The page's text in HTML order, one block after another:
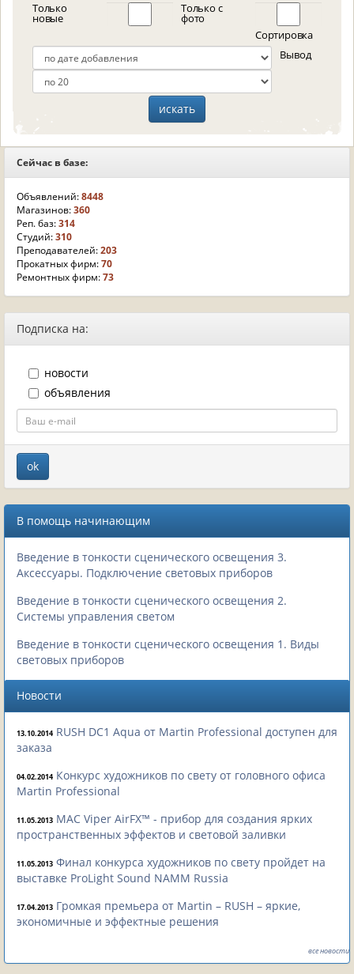
Только
новые
Только с
фото
Сортировка
Вывод
Сейчас в базе:
Объявлений:8448
Магазинов:360
Реп. баз:314
Студий:310
Преподавателей:203
Прокатных фирм:70
Ремонтных фирм:73
Подписка на:
новости
объявления
В помощь начинающим
Введение в тонкости сценического освещения 3.
Аксессуары. Подключение световых приборов
Введение в тонкости сценического освещения 2.
Системы управления светом
Введение в тонкости сценического освещения 1. Виды
световых приборов
Новости
13.10.2014 RUSH DC1 Aqua от Martin Professional доступен для
заказа
04.02.2014 Конкурс художников по свету от головного офиса
Martin Professional
11.05.2013 MAC Viper AirFX™ - прибор для создания ярких
пространственных эффектов и световой заливки
11.05.2013 Финал конкурса художников по свету пройдет на
выставке ProLight Sound NAMM Russia
17.04.2013 Громкая премьера от Martin – RUSH – яркие,
экономичные и эффектные решения
все новости